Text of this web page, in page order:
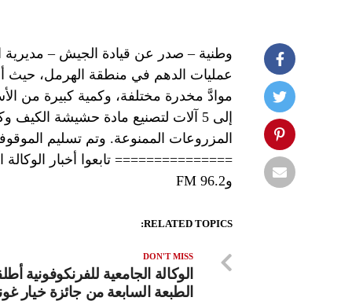
وطنية – صدر عن قيادة الجيش – مديرية
موادَّ مخدرة مختلفة، وكمية كبيرة من
المزروعات الممنوعة. وتم تسليم
و96.2 FM
RELATED TOPICS:
DON'T MISS
الوكالة الجامعية للفرنكوفونية
الطبعة السابعة من جائزة خيار